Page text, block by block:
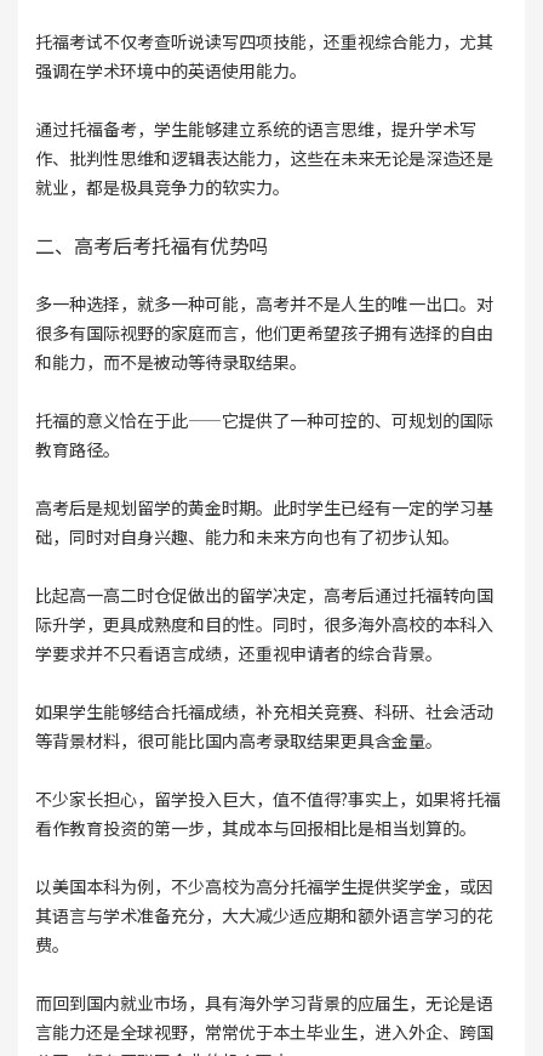
托福考试不仅考查听说读写四项技能，还重视综合能力，尤其
强调在学术环境中的英语使用能力。
通过托福备考，学生能够建立系统的语言思维，提升学术写
作、批判性思维和逻辑表达能力，这些在未来无论是深造还是
就业，都是极具竞争力的软实力。
二、高考后考托福有优势吗
多一种选择，就多一种可能，高考并不是人生的唯一出口。对
很多有国际视野的家庭而言，他们更希望孩子拥有选择的自由
和能力，而不是被动等待录取结果。
托福的意义恰在于此——它提供了一种可控的、可规划的国际
教育路径。
高考后是规划留学的黄金时期。此时学生已经有一定的学习基
础，同时对自身兴趣、能力和未来方向也有了初步认知。
比起高一高二时仓促做出的留学决定，高考后通过托福转向国
际升学，更具成熟度和目的性。同时，很多海外高校的本科入
学要求并不只看语言成绩，还重视申请者的综合背景。
如果学生能够结合托福成绩，补充相关竞赛、科研、社会活动
等背景材料，很可能比国内高考录取结果更具含金量。
不少家长担心，留学投入巨大，值不值得?事实上，如果将托福
看作教育投资的第一步，其成本与回报相比是相当划算的。
以美国本科为例，不少高校为高分托福学生提供奖学金，或因
其语言与学术准备充分，大大减少适应期和额外语言学习的花
费。
而回到国内就业市场，具有海外学习背景的应届生，无论是语
言能力还是全球视野，常常优于本土毕业生，进入外企、跨国